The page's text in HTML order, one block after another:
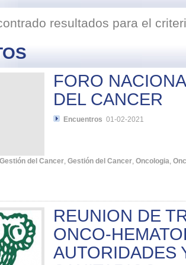
resultados para el
FORO
DEL CANCER
Encuentros 01-02-2021
Gestión del Cancer, Gestión del Cancer, Oncologia,
REUNION DE
ONCO-
AUTORIDADES